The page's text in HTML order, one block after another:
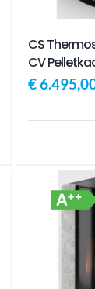
CS
CV
€